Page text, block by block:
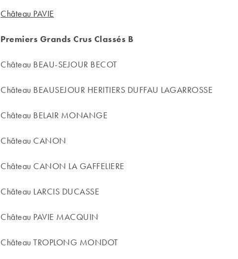
Château PAVIE
Premiers Grands Crus Classés B
Château BEAU-SEJOUR BECOT
Château BEAUSEJOUR HERITIERS DUFFAU LAGARROSSE
Château BELAIR MONANGE
Château CANON
Château CANON LA GAFFELIERE
Château LARCIS DUCASSE
Château PAVIE MACQUIN
Château TROPLONG MONDOT